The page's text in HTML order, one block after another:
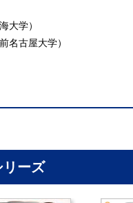
とは何か
しい降水観測
と気象
大学）
古屋大学）
リーズ